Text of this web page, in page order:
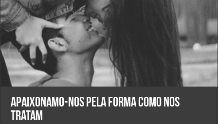
Apaixonamo-nos pela forma como nos
tratam